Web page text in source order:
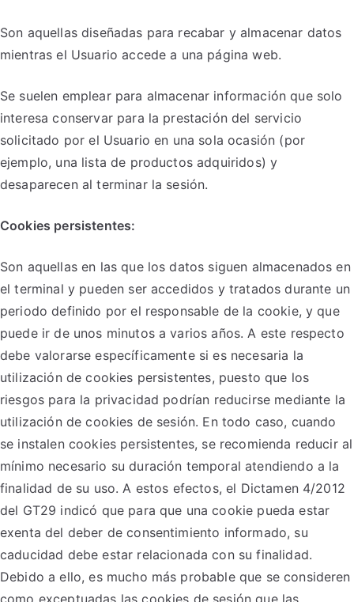
Son aquellas diseñadas para recabar y almacenar datos
mientras el Usuario accede a una página web.
Se suelen emplear para almacenar información que solo
interesa conservar para la prestación del servicio
solicitado por el Usuario en una sola ocasión (por
ejemplo, una lista de productos adquiridos) y
desaparecen al terminar la sesión.
Cookies persistentes:
Son aquellas en las que los datos siguen almacenados en
el terminal y pueden ser accedidos y tratados durante un
periodo definido por el responsable de la cookie, y que
puede ir de unos minutos a varios años. A este respecto
debe valorarse específicamente si es necesaria la
utilización de cookies persistentes, puesto que los
riesgos para la privacidad podrían reducirse mediante la
utilización de cookies de sesión. En todo caso, cuando
se instalen cookies persistentes, se recomienda reducir al
mínimo necesario su duración temporal atendiendo a la
finalidad de su uso. A estos efectos, el Dictamen 4/2012
del GT29 indicó que para que una cookie pueda estar
exenta del deber de consentimiento informado, su
caducidad debe estar relacionada con su finalidad.
Debido a ello, es mucho más probable que se consideren
como exceptuadas las cookies de sesión que las